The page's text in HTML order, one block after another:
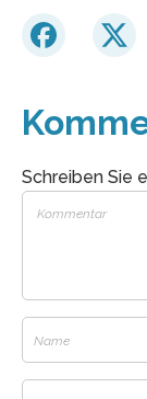
Schreiben Sie